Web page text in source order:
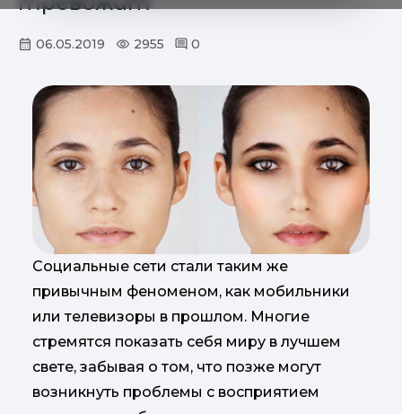
06.05.2019 2955 0
Социальные сети стали таким же
привычным феноменом, как мобильники
или телевизоры в прошлом. Многие
стремятся показать себя миру в лучшем
свете, забывая о том, что позже могут
возникнуть проблемы с восприятием